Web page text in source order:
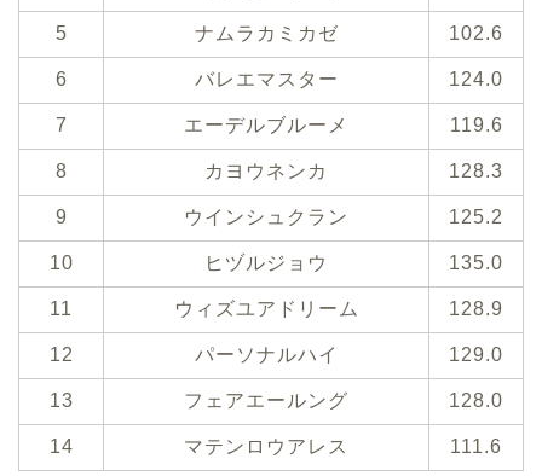
5 ナムラカミカゼ 102.6
6 バレエマスター 124.0
7 エーデルブルーメ 119.6
8 カヨウネンカ 128.3
9 ウインシュクラン 125.2
10 ヒヅルジョウ 135.0
11 ウィズユアドリーム 128.9
12 パーソナルハイ 129.0
13 フェアエールング 128.0
14 マテンロウアレス 111.6